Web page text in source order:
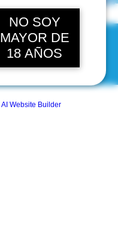
NO SOY
MAYOR DE
18 AÑOS
AI Website Builder